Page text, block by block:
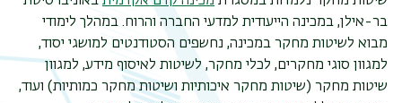
בר-אילן, במכינה הייעודית למדעי החברה והרוח. במהלך לימודי
מבוא לשיטות מחקר במכינה, נחשפים הסטודנטים למושגי יסוד,
למגוון סוגי מחקרים, לכלי מחקר, לשיטות לאיסוף מידע, למגוון
שיטות מחקר (שיטות מחקר איכותיות ושיטות מחקר כמותיות) ועוד,